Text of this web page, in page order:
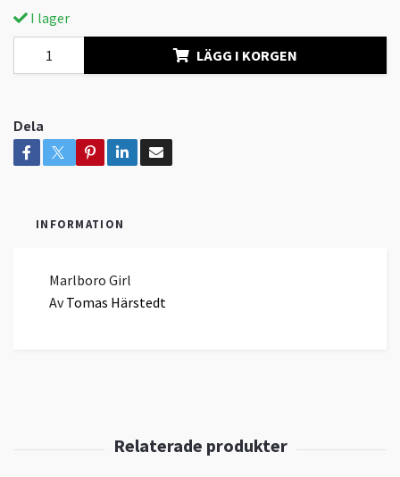
I lager
LÄGG I KORGEN
Dela
INFORMATION
Marlboro Girl
AvTomas Härstedt